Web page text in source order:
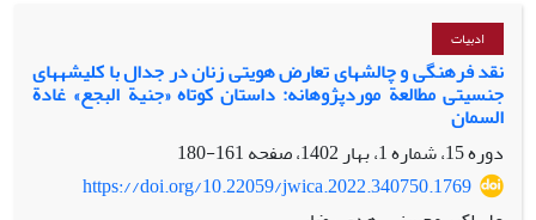
ادبیات
نقد فرهنگی و چالش‎های تعارض هویتی زنان در جدال با کلیشه‎های
جنسیتی مطالعة موردپژوهانه: داستان کوتاه «جنیة البجع» غادة
السمان
دوره 15، شماره 1، بهار 1402، صفحه
161-180
https://doi.org/10.22059/jwica.2022.340750.1769